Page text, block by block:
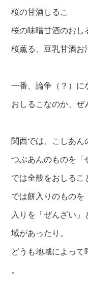
桜の甘酒しるこ
桜の味噌甘酒のおし
桜薫る、豆乳甘酒お
一番、論争（？）に
おしるこなのか、ぜ
関西では、こしあん
つぶあんのものを
では全般をおしるこ
では餅入りのものを
入りを「ぜんざい」
域があったり。
どうも地域によっ
。